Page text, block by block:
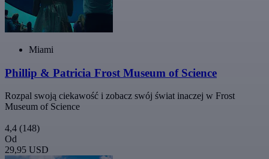
Miami
Phillip & Patricia Frost Museum of Science
Rozpal swoją ciekawość i zobacz swój świat inaczej w Frost
Museum of Science
4,4 (148)
Od
29,95 USD